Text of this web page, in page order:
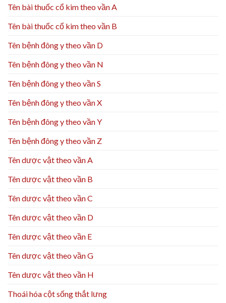
Tên bài thuốc cổ kim theo vần A
Tên bài thuốc cổ kim theo vần B
Tên bệnh đông y theo vần D
Tên bệnh đông y theo vần N
Tên bệnh đông y theo vần S
Tên bệnh đông y theo vần X
Tên bệnh đông y theo vần Y
Tên bệnh đông y theo vần Z
Tên dược vật theo vần A
Tên dược vật theo vần B
Tên dược vật theo vần C
Tên dược vật theo vần D
Tên dược vật theo vần E
Tên dược vật theo vần G
Tên dược vật theo vần H
Thoái hóa cột sống thắt lưng